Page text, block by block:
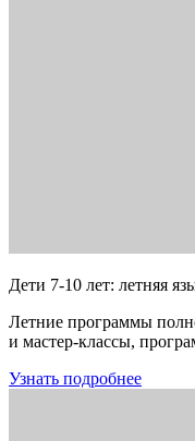
Дети 7-10 лет: летняя
Летние программы
и мастер-классы,
Узнать подробнее